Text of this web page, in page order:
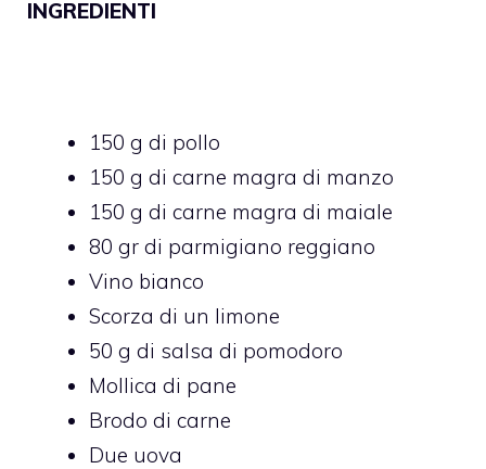
INGREDIENTI
150 g di pollo
150 g di carne magra di manzo
150 g di carne magra di maiale
80 gr di parmigiano reggiano
Vino bianco
Scorza di un limone
50 g di salsa di pomodoro
Mollica di pane
Brodo di carne
Due uova